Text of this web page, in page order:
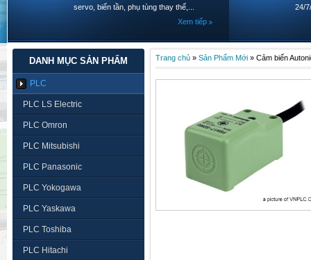
servo, biến tần, phụ tùng thay thế,...
Xem tiếp
24/
DANH MỤC SẢN PHẨM
PLC
PLC LS Electric
PLC Omron
PLC Mitsubishi
PLC Panasonic
PLC Yokogawa
PLC Yaskawa
PLC Toshiba
PLC Hitachi
Trang chủ » Sản Phẩm Mới » Cảm biến